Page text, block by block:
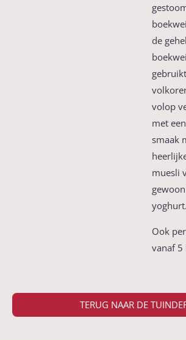
de
volop
met
smaak
muesli
yoghurt.
Ook
vanaf 5
TERUG NAAR DE